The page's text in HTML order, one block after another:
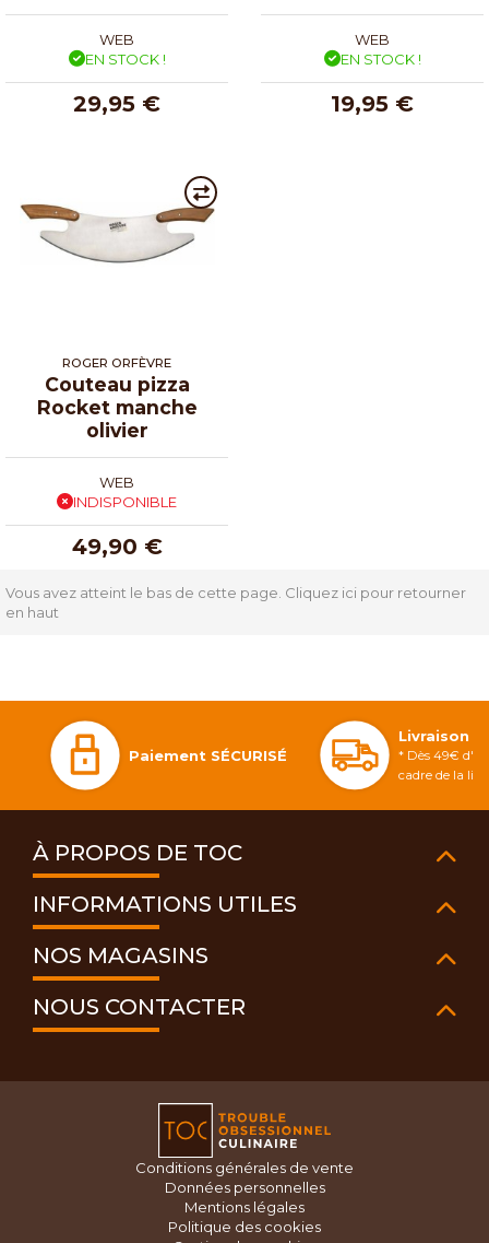
WEB
EN STOCK !
29,95 €
WEB
EN STOCK !
19,95 €
ROGER ORFÈVRE
Couteau pizza
Rocket manche
olivier
WEB
INDISPONIBLE
49,90 €
Vous avez atteint le bas de cette page. Cliquez ici pour retourner
en haut
Paiement SÉCURISÉ
Livraison
* Dès 49€
cadre de la
À PROPOS DE TOC
INFORMATIONS UTILES
NOS MAGASINS
NOUS CONTACTER
Conditions générales de vente
Données personnelles
Mentions légales
Politique des cookies